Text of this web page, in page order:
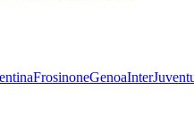
FrosinoneGenoaInter